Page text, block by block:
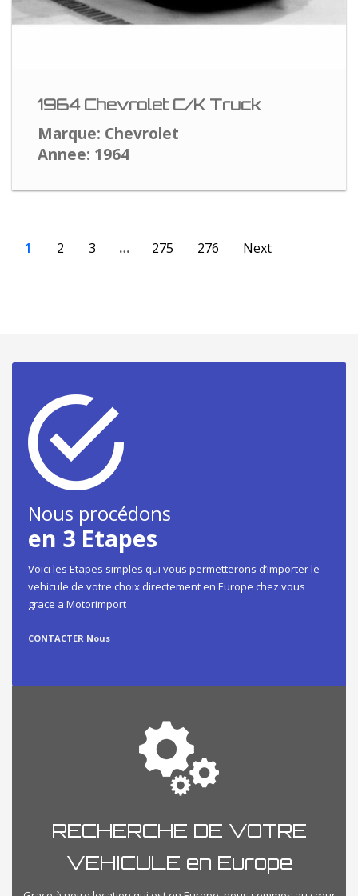
1964 Chevrolet C/K Truck
Marque: Chevrolet
Annee: 1964
1 2 3 … 275 276 Next
Nous procédons
en 3 Etapes
Voici les Etapes simples qui vous permetterons d’importer le
vehicule de votre choix directement en Europe chez vous
grace a Motorimport
CONTACTER Nous
RECHERCHE DE VOTRE
VEHICULE en Europe